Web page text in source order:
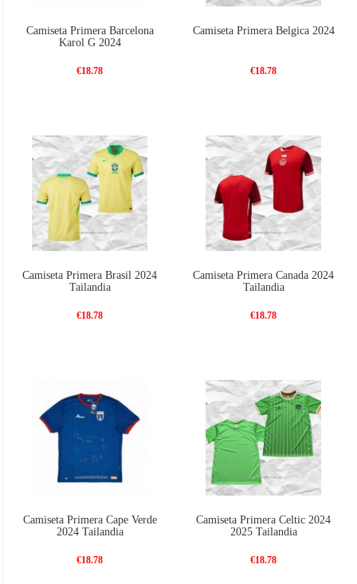
Camiseta Primera Barcelona
Karol G 2024
€18.78
Camiseta Primera Belgica 2024
€18.78
Camiseta Primera Brasil 2024
Tailandia
€18.78
Camiseta Primera Canada 2024
Tailandia
€18.78
Camiseta Primera Cape Verde
2024 Tailandia
€18.78
Camiseta Primera Celtic 2024
2025 Tailandia
€18.78